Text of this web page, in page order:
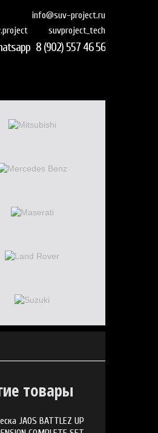
info@suv-project.ru
suvproject_tech
8 (902) 557 46 56
товары
JAOS BATTLEZ UP